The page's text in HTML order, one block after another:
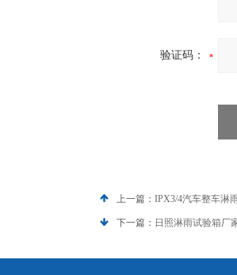
验证码：
上一篇： IPX3/4汽车整车淋
下一篇： 日照淋雨试验箱厂